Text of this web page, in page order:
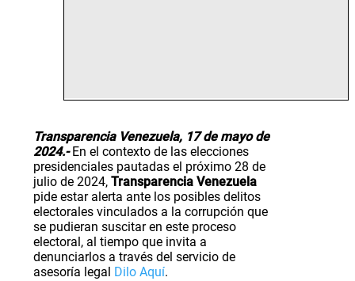
Transparencia Venezuela, 17 de mayo de
2024.-En el contexto de las elecciones
presidenciales pautadas el próximo 28 de
julio de 2024, Transparencia Venezuela
pide estar alerta ante los posibles delitos
electorales vinculados a la corrupción que
se pudieran suscitar en este proceso
electoral, al tiempo que invita a
denunciarlos a través del servicio de
asesoría legal Dilo Aquí.